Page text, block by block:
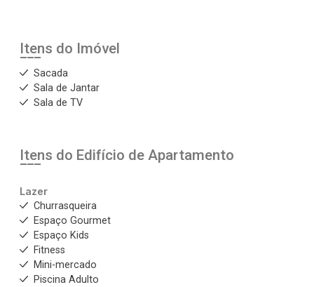
Itens do Imóvel
Sacada
Sala de Jantar
Sala de TV
Itens do Edifício de Apartamento
Lazer
Churrasqueira
Espaço Gourmet
Espaço Kids
Fitness
Mini-mercado
Piscina Adulto